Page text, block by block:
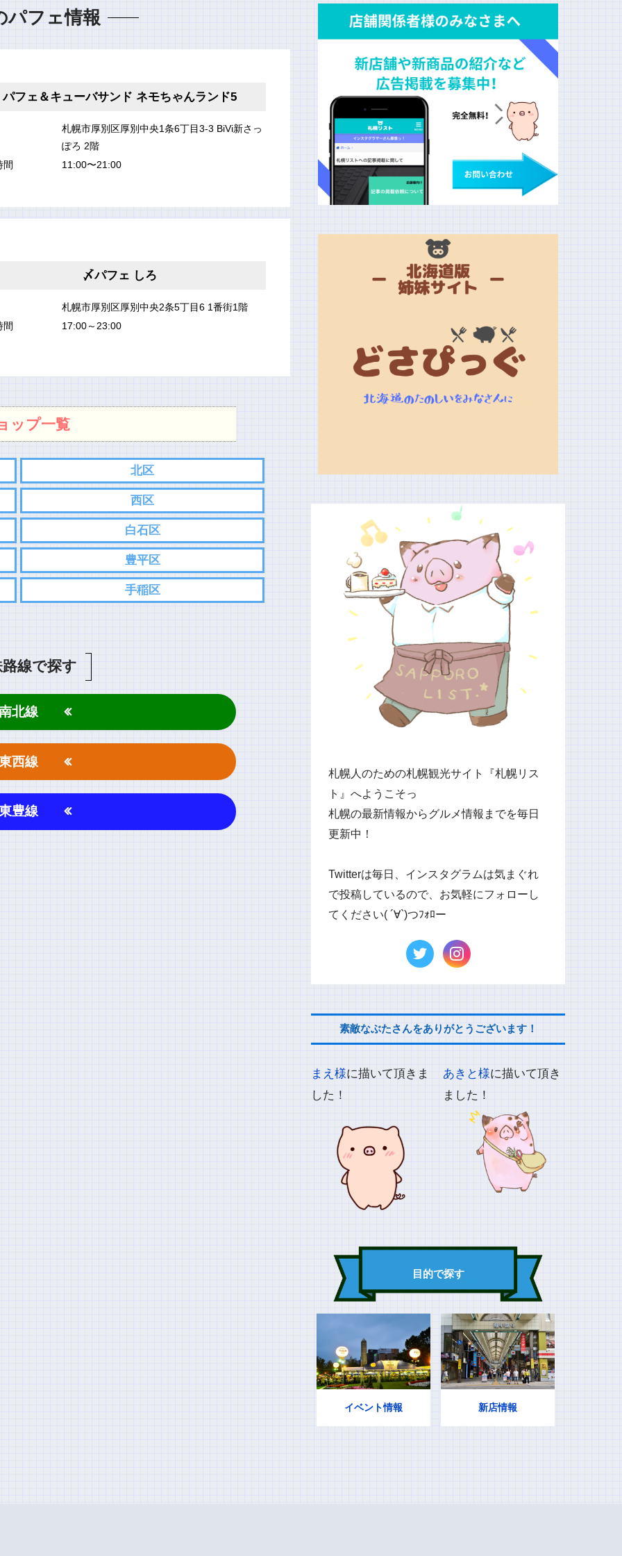
パフェ情報
パフェ＆キューバサンド ネモちゃんランド5
札幌市厚別区厚別中央1条6丁目3-3 BiVi新さっ
ぽろ 2階
間
11:00〜21:00
〆パフェ しろ
札幌市厚別区厚別中央2条5丁目6 1番街1階
間
17:00～23:00
ップ一覧
北区
西区
白石区
豊平区
手稲区
線で探す
北線
西線
豊線
札幌人のための札幌観光サイト『札幌リス
ト』へようこそっ
札幌の最新情報からグルメ情報までを毎日
更新中！
Twitterは毎日、インスタグラムは気まぐれ
で投稿しているので、お気軽にフォローし
てください( ´∀`)つﾌｫﾛー
素敵なぶたさんをありがとうございます！
まえ様に描いて頂きま
した！
あきと様に描いて頂き
ました！
目的で探す
イベント情報 新店情報